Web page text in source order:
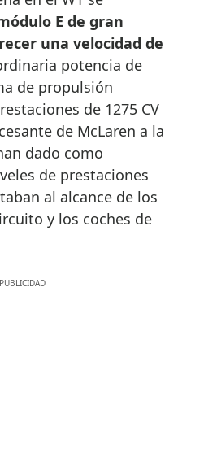
E de gran
una velocidad de
potencia de
de propulsión
de 1275 CV
de McLaren a la
dado como
de prestaciones
al alcance de los
y los coches de